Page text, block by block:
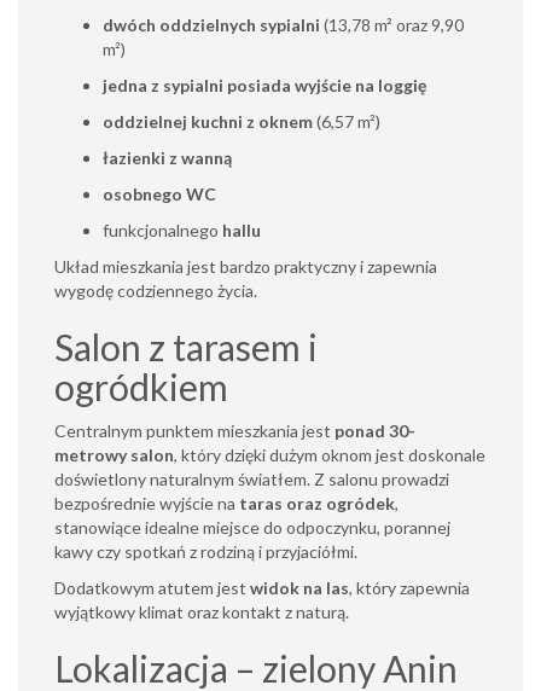
dwóch oddzielnych sypialni (13,78 m² oraz 9,90
m²)
jedna z sypialni posiada wyjście na loggię
oddzielnej kuchni z oknem(6,57 m²)
łazienki z wanną
osobnego WC
funkcjonalnego hallu
Układ mieszkania jest bardzo praktyczny i zapewnia
wygodę codziennego życia.
Salon z tarasem i
ogródkiem
Centralnym punktem mieszkania jest ponad 30-
metrowy salon, który dzięki dużym oknom jest doskonale
doświetlony naturalnym światłem. Z salonu prowadzi
bezpośrednie wyjście na taras oraz ogródek,
stanowiące idealne miejsce do odpoczynku, porannej
kawy czy spotkań z rodziną i przyjaciółmi.
Dodatkowym atutem jest widok na las, który zapewnia
wyjątkowy klimat oraz kontakt z naturą.
Lokalizacja – zielony Anin